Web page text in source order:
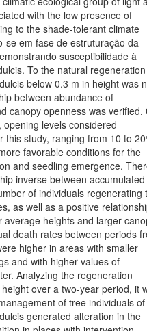
with the low presence of
to the shade-tolerant climate
se em fase de estruturação da
susceptibilidade à
To the natural
below 0.3 m in height was
between abundance of
canopy openness was verified.
levels considered
this study, ranging from 10 to
favorable conditions for the
and seedling emergence.
inverse between accumulated
of individuals regenerating
as well as a positive
average heights and larger
death rates between periods
higher in areas with smaller
and with higher values ​​of
Analyzing the regeneration
over a two-year period, it
of tree individuals of
generated alteration in the